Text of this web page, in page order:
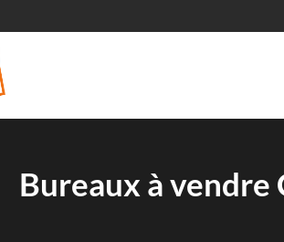
Bureaux à vendre